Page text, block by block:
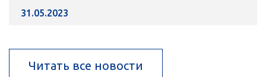
31.05.2023
Читать все новости